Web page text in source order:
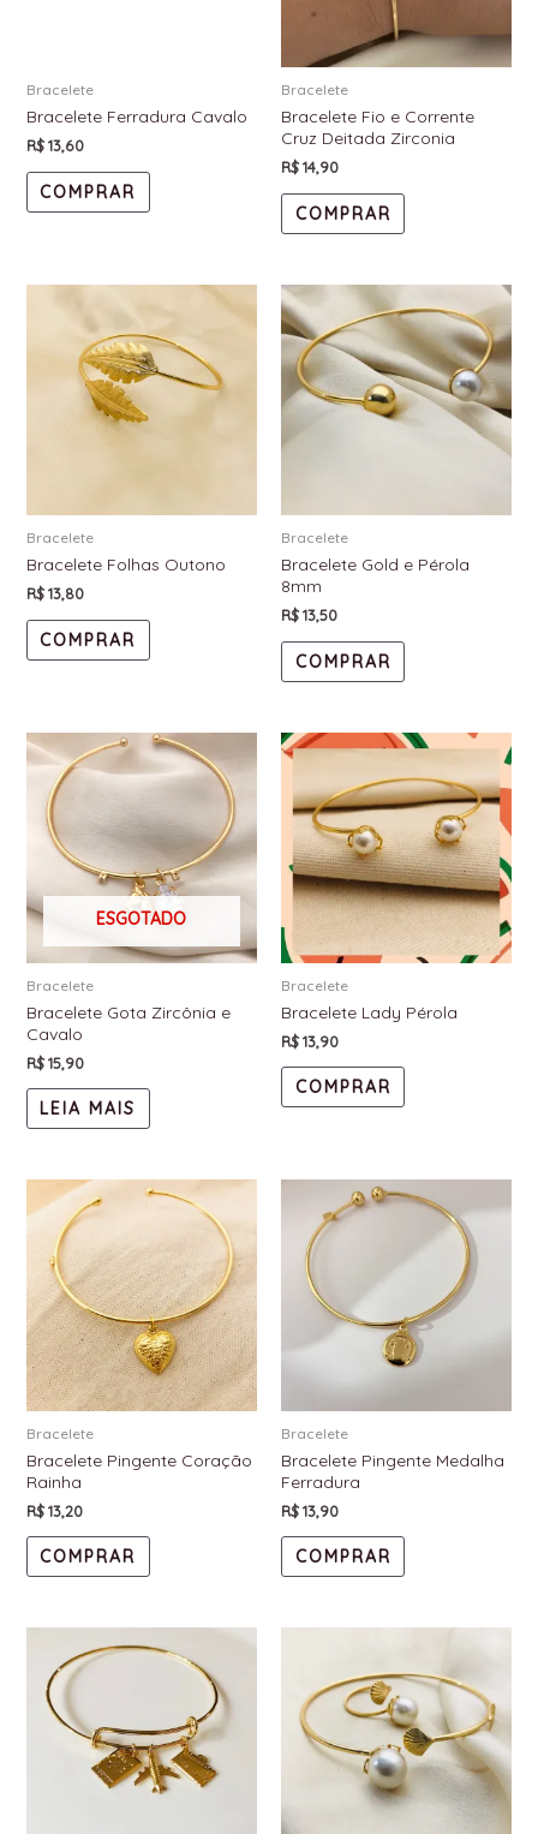
Bracelete
Bracelete Ferradura Cavalo
R$13,60
COMPRAR
Bracelete
Bracelete Fio e Corrente
Cruz Deitada Zirconia
R$14,90
COMPRAR
Bracelete
Bracelete Folhas Outono
R$13,80
COMPRAR
Bracelete
Bracelete Gold e Pérola
8mm
R$13,50
COMPRAR
ESGOTADO
Bracelete
Bracelete Gota Zircônia e
Cavalo
R$15,90
LEIA MAIS
Bracelete
Bracelete Lady Pérola
R$13,90
COMPRAR
Bracelete
Bracelete Pingente Coração
Rainha
R$13,20
COMPRAR
Bracelete
Bracelete Pingente Medalha
Ferradura
R$13,90
COMPRAR